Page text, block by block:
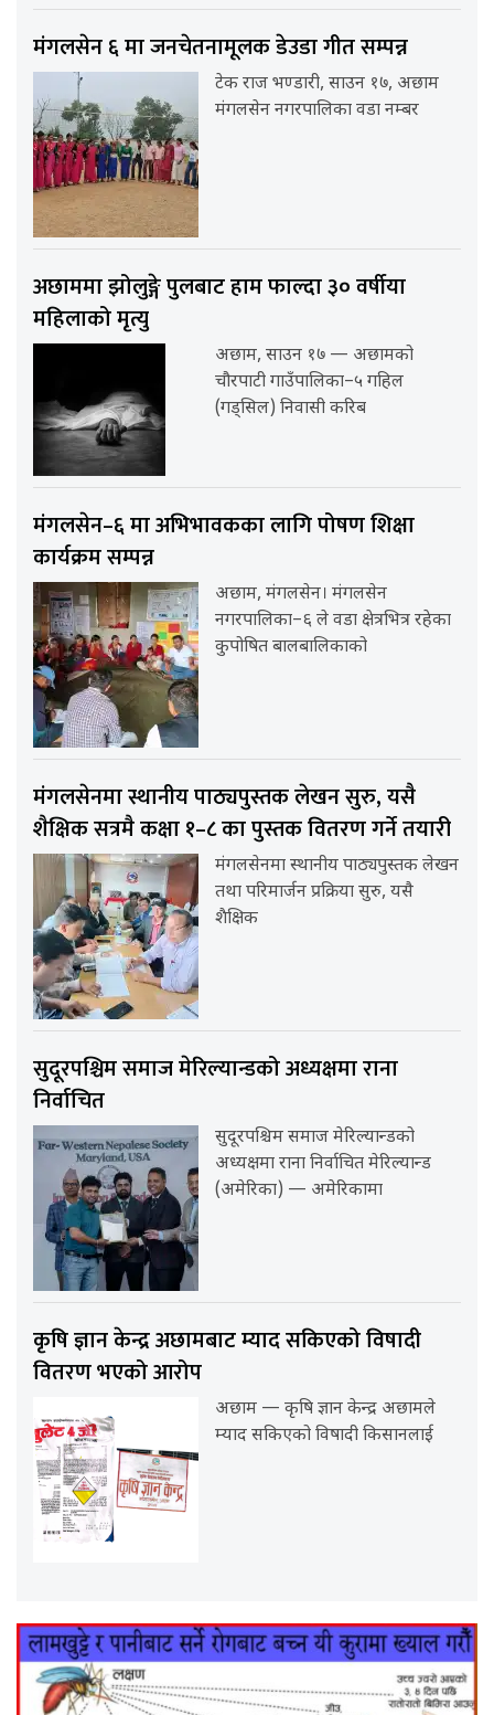
मंगलसेन ६ मा जनचेतनामूलक डेउडा गीत सम्पन्न
टेक राज भण्डारी, साउन १७, अछाम
मंगलसेन नगरपालिका वडा नम्बर
अछाममा झोलुङ्गे पुलबाट हाम फाल्दा ३० वर्षीया
महिलाको मृत्यु
अछाम, साउन १७ — अछामको
चौरपाटी गाउँपालिका–५ गहिल
(गड्सिल) निवासी करिब
मंगलसेन–६ मा अभिभावकका लागि पोषण शिक्षा
कार्यक्रम सम्पन्न
अछाम, मंगलसेन। मंगलसेन
नगरपालिका–६ ले वडा क्षेत्रभित्र रहेका
कुपोषित बालबालिकाको
मंगलसेनमा स्थानीय पाठ्यपुस्तक लेखन सुरु, यसै
शैक्षिक सत्रमै कक्षा १–८ का पुस्तक वितरण गर्ने तयारी
मंगलसेनमा स्थानीय पाठ्यपुस्तक लेखन
तथा परिमार्जन प्रक्रिया सुरु, यसै
शैक्षिक
सुदूरपश्चिम समाज मेरिल्यान्डको अध्यक्षमा राना
निर्वाचित
सुदूरपश्चिम समाज मेरिल्यान्डको
अध्यक्षमा राना निर्वाचित मेरिल्यान्ड
(अमेरिका) — अमेरिकामा
कृषि ज्ञान केन्द्र अछामबाट म्याद सकिएको विषादी
वितरण भएको आरोप
अछाम — कृषि ज्ञान केन्द्र अछामले
म्याद सकिएको विषादी किसानलाई